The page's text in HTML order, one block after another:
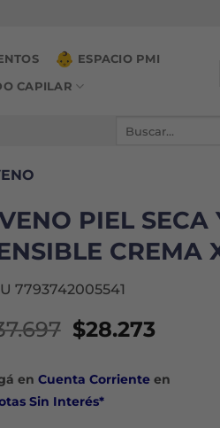
ESPACIO PMI
CAPILAR
PIEL SECA
CREMA
7793742005541
El
original
era:
$37.697.
$28.273El
actual
es:
en Cuenta Corrienteen
Sin Interés*